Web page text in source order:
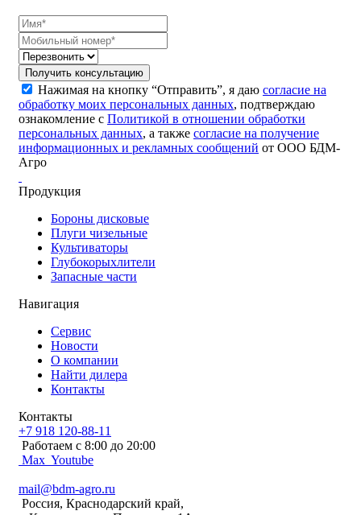
Получить консультацию
Нажимая на кнопку “Отправить”, я даю согласие на
обработку моих персональных данных, подтверждаю
ознакомление с Политикой в отношении обработки
персональных данных, а также согласие на получение
информационных и рекламных сообщений от ООО БДМ-
Агро
Продукция
Бороны дисковые
Плуги чизельные
Культиваторы
Глубокорыхлители
Запасные части
Навигация
Сервис
Новости
О компании
Найти дилера
Контакты
Контакты
+7 918 120-88-11
Работаем c 8:00 до 20:00
Max Youtube
mail@bdm-agro.ru
Россия, Краснодарский край,